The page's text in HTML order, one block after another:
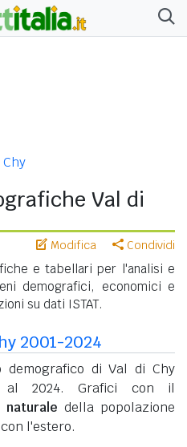
Val di
Modifica Condividi
e tabellari per l'analisi e
demografici, economici e
su dati ISTAT.
2001-2024
demografico di Val di Chy
al 2024. Grafici con il
naturale della popolazione
l'estero.